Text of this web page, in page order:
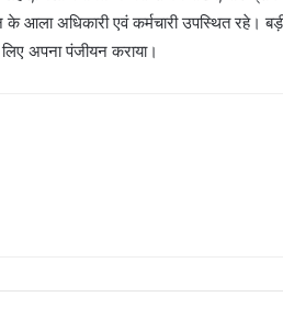
के आला अधिकारी एवं कर्मचारी उपस्थित रहे।
अपना पंजीयन कराया।